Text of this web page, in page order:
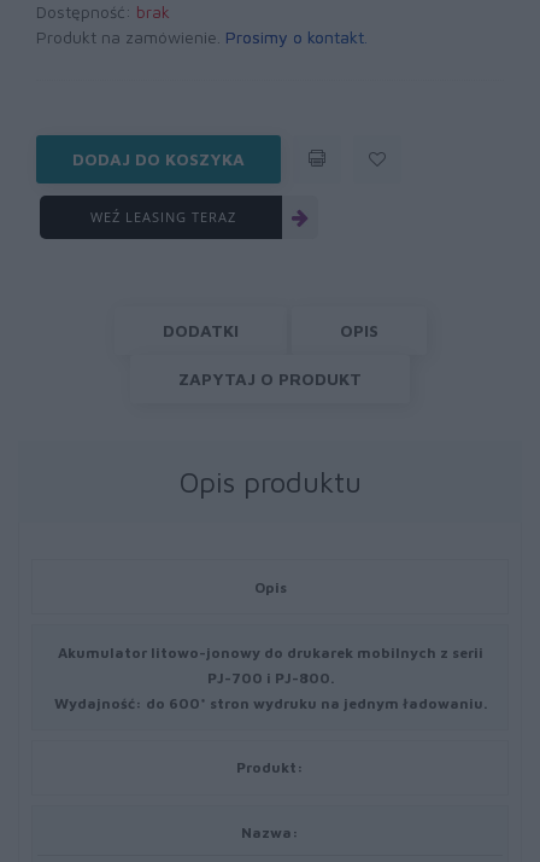
Dostępność: brak
Produkt na zamówienie. Prosimy o kontakt
DODAJ DO KOSZYKA
WEŹ LEASING TERAZ
DODATKI OPIS
ZAPYTAJ O PRODUKT
Opis produktu
Opis
Akumulator litowo-jonowy do drukarek mobilnych z serii
PJ-700 i PJ-800.
Wydajność: do 600* stron wydruku na jednym ładowaniu.
Produkt:
Nazwa: